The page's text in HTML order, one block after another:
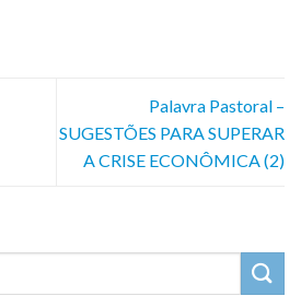
Palavra Pastoral –
SUGESTÕES PARA SUPERAR
A CRISE ECONÔMICA (2)